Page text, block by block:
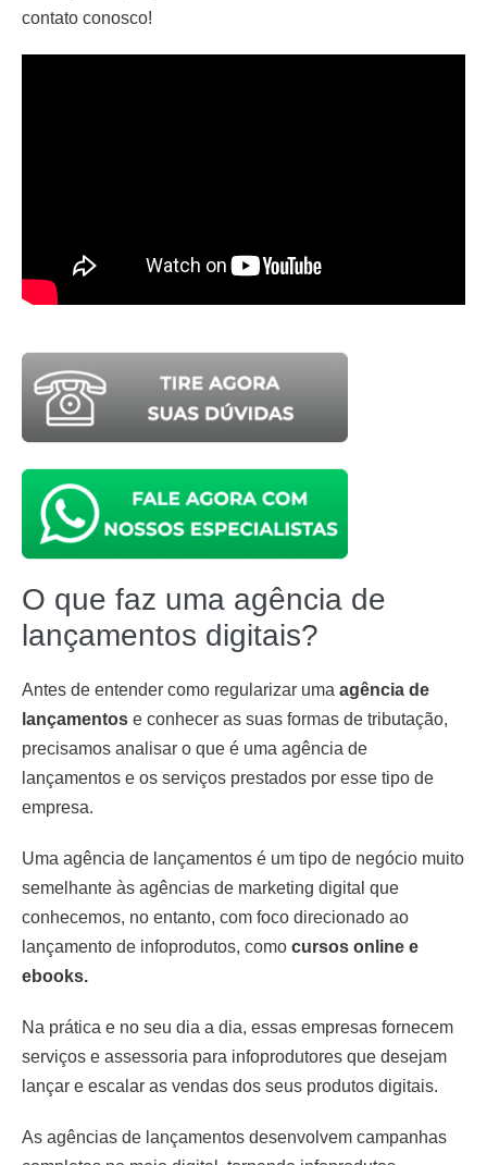
contato conosco!
O que faz uma agência de
lançamentos digitais?
Antes de entender como regularizar uma agência de
lançamentos e conhecer as suas formas de tributação,
precisamos analisar o que é uma agência de
lançamentos e os serviços prestados por esse tipo de
empresa.
Uma agência de lançamentos é um tipo de negócio muito
semelhante às agências de marketing digital que
conhecemos, no entanto, com foco direcionado ao
lançamento de infoprodutos, como cursos online e
ebooks.
Na prática e no seu dia a dia, essas empresas fornecem
serviços e assessoria para infoprodutores que desejam
lançar e escalar as vendas dos seus produtos digitais.
As agências de lançamentos desenvolvem campanhas